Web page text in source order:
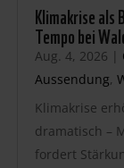
Klimakrise als
Tempo bei
Aug. 4, 2026 |
Aussendung,
Klimakrise
dramatisch –
fordert